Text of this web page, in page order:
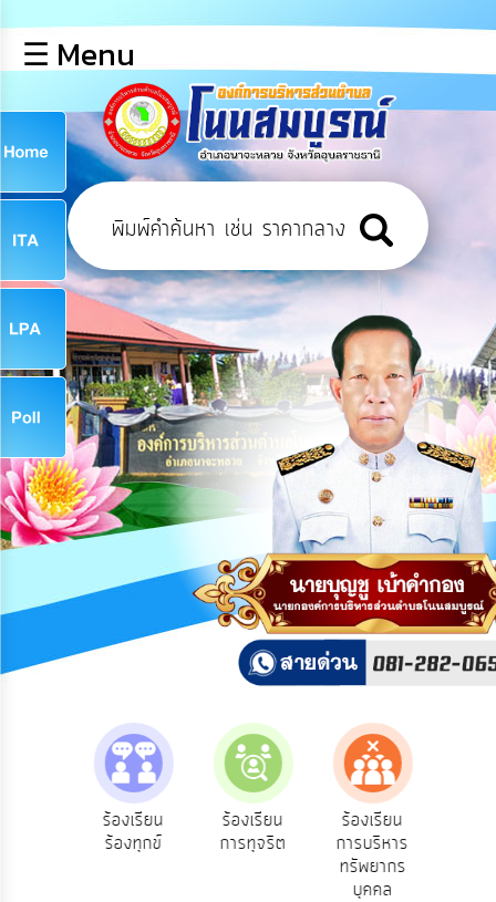
หลัก
ข้อมูล
พื้น
ฐาน
บุคลากร
ข่าว
ประชาสัมพันธ์
การ
เผย
ข้อมูล
สาธารณะ
OIT
การ
ปฏิสัมพันธ์
ฟัง
ความ
ยุทธศาสตร์/
☰ Menu
ร้องเรียน
ร้องทุกข์
ร้องเรียน
การทุจริต
ร้องเรียน
การบริหาร
ทรัพยากร
บุคคล